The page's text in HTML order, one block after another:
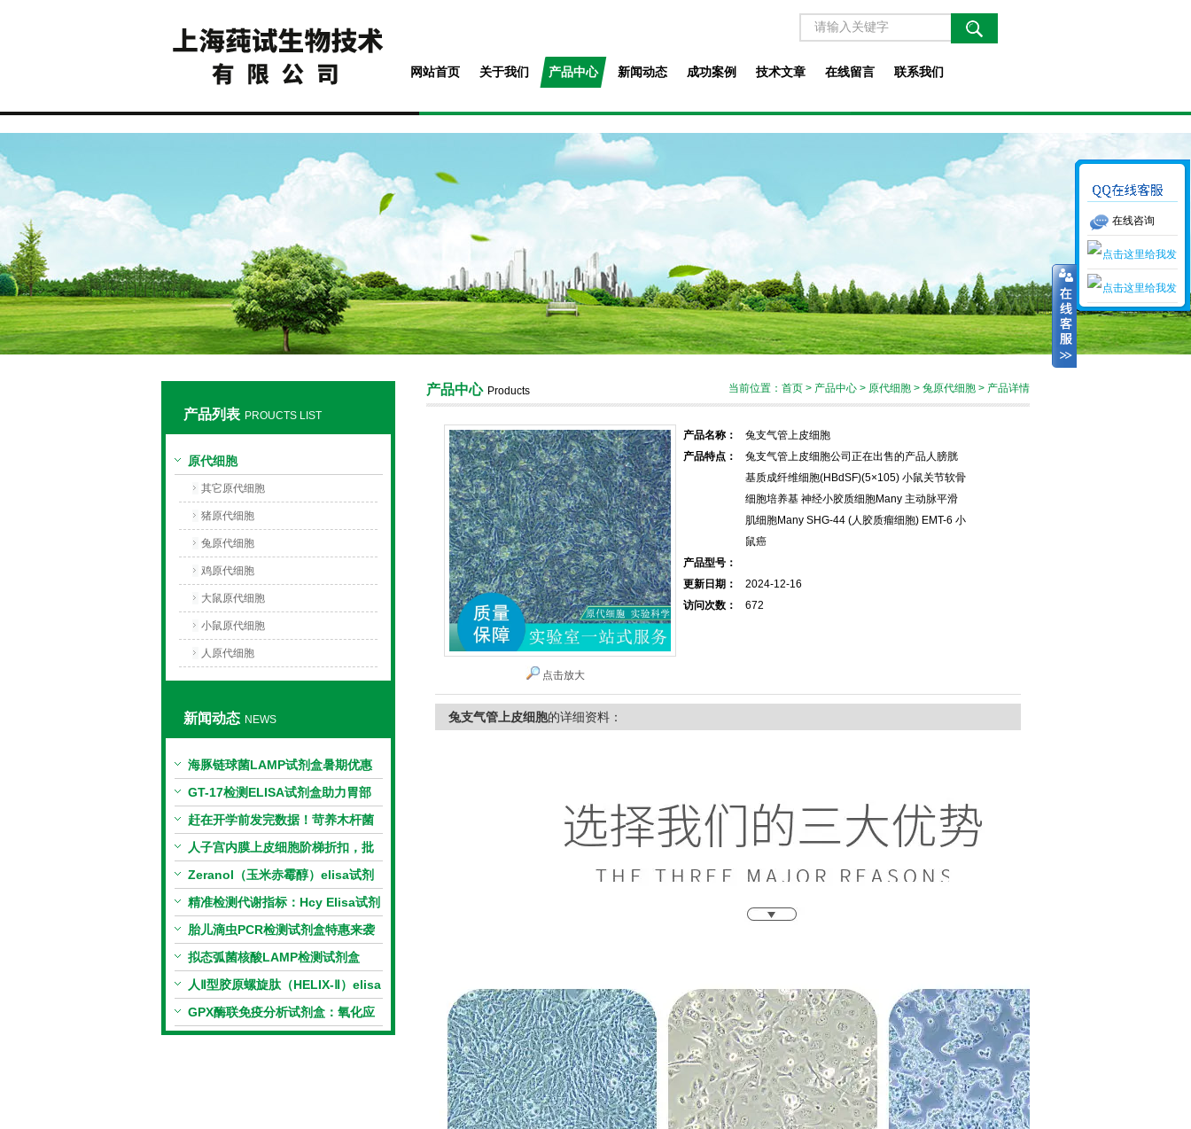
网站首页 关于我们 产品中心 新闻动态 成功案例 技术文章 在线留言 联系我们
产品列表 PROUCTS LIST
原代细胞
其它原代细胞
猪原代细胞
兔原代细胞
鸡原代细胞
大鼠原代细胞
小鼠原代细胞
人原代细胞
新闻动态 NEWS
海豚链球菌LAMP试剂盒暑期优惠
GT-17检测ELISA试剂盒助力胃部
相关指标样本定量研究
赶在开学前发完数据！苛养木杆菌
PCR检测试剂盒暑假优惠开启
人子宫内膜上皮细胞阶梯折扣，批
量更划算
Zeranol（玉米赤霉醇）elisa试剂
盒特惠
精准检测代谢指标：Hcy Elisa试剂
盒的科研应用与技术特点
胎儿滴虫PCR检测试剂盒特惠来袭
拟态弧菌核酸LAMP检测试剂盒
（恒温荧光法）新品上市优惠活动
人Ⅱ型胶原螺旋肽（HELIX-Ⅱ）elisa
试剂盒科研优惠活动开启
GPX酶联免疫分析试剂盒：氧化应
激研究精准检测工具
产品中心 Products 当前位置： 首页 > 产品中心 > 原代细胞 > 兔原代细胞 > 产品详情
点击放大
产品名称：
兔支气管上皮细胞
产品特点：
兔支气管上皮细胞公司正在出售的产品人膀胱
基质成纤维细胞(HBdSF)(5×105) 小鼠关节软骨
细胞培养基 神经小胶质细胞Many 主动脉平滑
肌细胞Many SHG-44 (人胶质瘤细胞) EMT-6 小
鼠癌
产品型号：
更新日期：
2024-12-16
访问次数：
672
兔支气管上皮细胞的详细资料：
在线咨询